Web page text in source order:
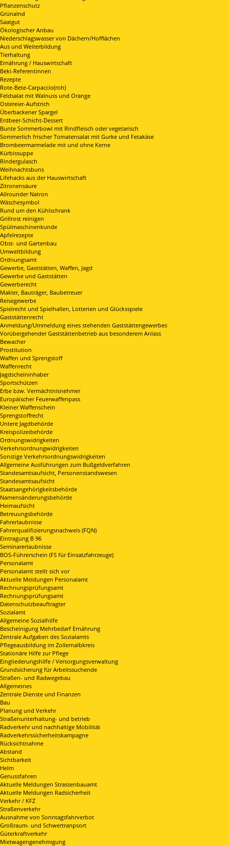
Pflanzenschutz
Grünalnd
Saatgut
Ökologischer Anbau
Niederschlagswasser von Dächern/Hofflächen
Aus und Weiterbildung
Tierhaltung
Ernährung / Hauswirtschaft
Beki-Referentinnen
Rezepte
Rote-Bete-Carpaccio(roh)
Feldsalat mit Walnuss und Orange
Ostereier-Aufstrich
Überbackener Spargel
Erdbeer-Schicht-Dessert
Bunte Sommerbowl mit Rindfleisch oder vegetarisch
Sommerlich frischer Tomatensalat mit Gurke und Fetakäse
Brombeermarmelade mit und ohne Kerne
Kürbissuppe
Rindergulasch
Weihnachtsbuns
Lifehacks aus der Hauswirtschaft
Zitronensäure
Allrounder Natron
Wäschesymbol
Rund um den Kühlschrank
Grillrost reinigen
Spülmaschinenkunde
Apfelrezepte
Obst- und Gartenbau
Umweltbildung
Ordnungsamt
Gewerbe, Gaststätten, Waffen, Jagd
Gewerbe und Gaststätten
Gewerberecht
Makler, Bauträger, Baubetreuer
Reisegewerbe
Spielrecht und Spielhallen, Lotterien und Glücksspiele
Gaststättenrecht
Anmeldung/Ummeldung eines stehenden Gaststättengewerbes
Vorübergehender Gaststättenbetrieb aus besonderem Anlass
Bewacher
Prostitution
Waffen und Sprengstoff
Waffenrecht
Jagdscheininhaber
Sportschützen
Erbe bzw. Vermächtnisnehmer
Europäischer Feuerwaffenpass
Kleiner Waffenschein
Sprengstoffrecht
Untere Jagdbehörde
Kreispolizeibehörde
Ordnungswidrigkeiten
Verkehrsordnungwidrigkeiten
Sonstige Verkehrsordnungswidrigkeiten
Allgemeine Ausführungen zum Bußgeldverfahren
Standesamtsaufsicht, Personenstandswesen
Standesamtsaufsicht
Staatsangehörigkeitsbehörde
Namensänderungsbehörde
Heimaufsicht
Betreuungsbehörde
Fahrerlaubnisse
Fahrerqualifizierungsnachweis (FQN)
Eintragung B 96
Seminarerlaubnisse
BOS-Führerschein (FS für Einsatzfahrzeuge)
Personalamt
Personalamt stellt sich vor
Aktuelle Meldungen Personalamt
Rechnungsprüfungsamt
Rechnungsprüfungsamt
Datenschutzbeauftragter
Sozialamt
Allgemeine Sozialhilfe
Bescheinigung Mehrbedarf Ernährung
Zentrale Aufgaben des Sozialamts
Pflegeausbildung im Zollernalbkreis
Stationäre Hilfe zur Pflege
Eingliederungshilfe / Versorgungsverwaltung
Grundsicherung für Arbeitssuchende
Straßen- und Radwegebau
Allgemeines
Zentrale Dienste und Finanzen
Bau
Planung und Verkehr
Straßenunterhaltung- und betrieb
Radverkehr und nachhaltige Mobilität
Radverkehrssicherheitskampagne
Rücksichtnahme
Abstand
Sichtbarkeit
Helm
Genussfahren
Aktuelle Meldungen Strassenbauamt
Aktuelle Meldungen Radsicherheit
Verkehr / KFZ
Straßenverkehr
Ausnahme von Sonntagsfahrverbot
Großraum- und Schwertranpsort
Güterkraftverkehr
Mietwagengenehmigung